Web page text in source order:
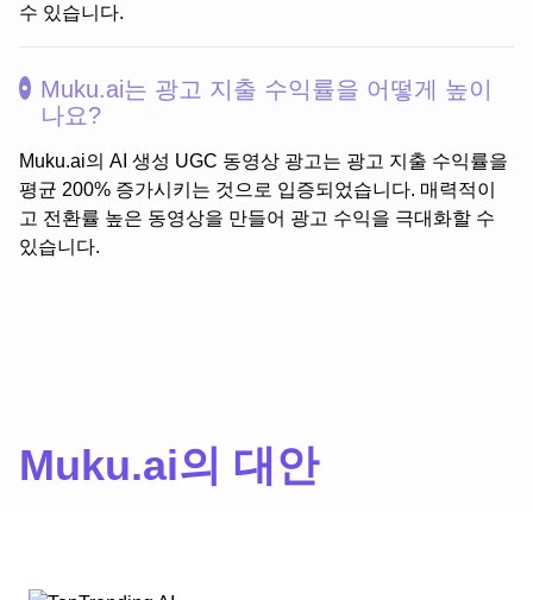
수 있습니다.
Muku.ai는 광고 지출 수익률을 어떻게 높이
나요?
Muku.ai의 AI 생성 UGC 동영상 광고는 광고 지출 수익률을
평균 200% 증가시키는 것으로 입증되었습니다. 매력적이
고 전환률 높은 동영상을 만들어 광고 수익을 극대화할 수
있습니다.
Muku.ai의 대안